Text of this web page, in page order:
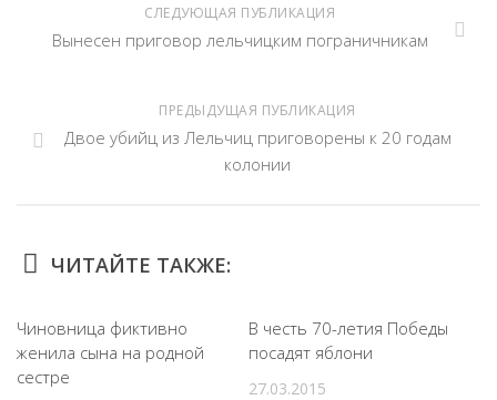
СЛЕДУЮЩАЯ ПУБЛИКАЦИЯ
Вынесен приговор лельчицким пограничникам
ПРЕДЫДУЩАЯ ПУБЛИКАЦИЯ
Двое убийц из Лельчиц приговорены к 20 годам
колонии
ЧИТАЙТЕ ТАКЖЕ:
Чиновница фиктивно
женила сына на родной
сестре
В честь 70-летия Победы
посадят яблони
27.03.2015